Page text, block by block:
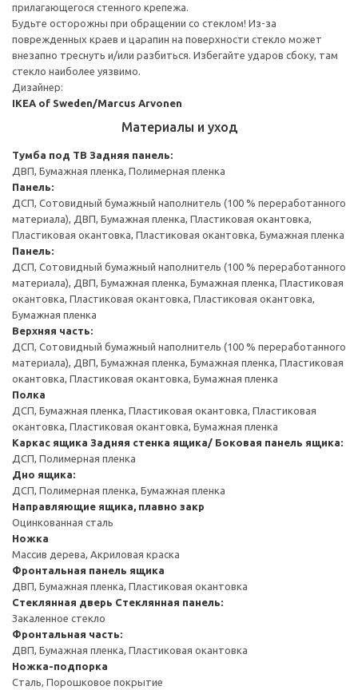
прилагающегося стенного крепежа.
Будьте осторожны при обращении со стеклом! Из-за
поврежденных краев и царапин на поверхности стекло может
внезапно треснуть и/или разбиться. Избегайте ударов сбоку, там
стекло наиболее уязвимо.
Дизайнер:
IKEA of Sweden/Marcus Arvonen
Материалы и уход
Тумба под ТВ Задняя панель:
ДВП, Бумажная пленка, Полимерная пленка
Панель:
ДСП, Сотовидный бумажный наполнитель (100 % переработанного
материала), ДВП, Бумажная пленка, Пластиковая окантовка,
Пластиковая окантовка, Пластиковая окантовка, Бумажная пленка
Панель:
ДСП, Сотовидный бумажный наполнитель (100 % переработанного
материала), ДВП, Бумажная пленка, Бумажная пленка, Пластиковая
окантовка, Пластиковая окантовка, Пластиковая окантовка,
Бумажная пленка
Верхняя часть:
ДСП, Сотовидный бумажный наполнитель (100 % переработанного
материала), ДВП, Бумажная пленка, Бумажная пленка, Пластиковая
окантовка, Пластиковая окантовка, Бумажная пленка
Полка
ДСП, Бумажная пленка, Пластиковая окантовка, Пластиковая
окантовка, Пластиковая окантовка, Бумажная пленка
Каркас ящика Задняя стенка ящика/ Боковая панель ящика:
ДСП, Полимерная пленка
Дно ящика:
ДСП, Полимерная пленка, Бумажная пленка
Направляющие ящика, плавно закр
Оцинкованная сталь
Ножка
Массив дерева, Акриловая краска
Фронтальная панель ящика
ДВП, Бумажная пленка, Пластиковая окантовка
Стеклянная дверь Стеклянная панель:
Закаленное стекло
Фронтальная часть:
ДВП, Бумажная пленка, Пластиковая окантовка
Ножка-подпорка
Сталь, Порошковое покрытие